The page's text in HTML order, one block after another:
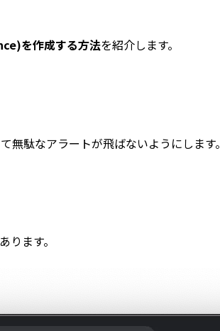
を作成する方法を紹介します。
駄なアラートが飛ばないようにします。
ます。